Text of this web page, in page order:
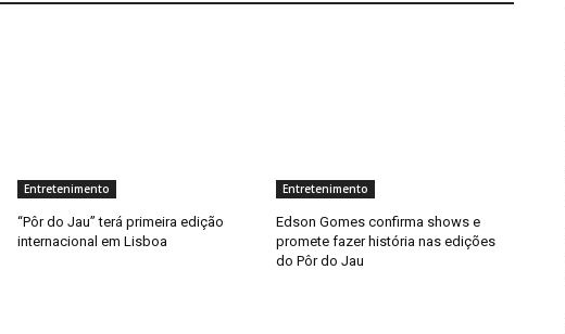
Entretenimento
“Pôr do Jau” terá primeira edição
internacional em Lisboa
Entretenimento
Edson Gomes confirma shows e
promete fazer história nas edições
do Pôr do Jau